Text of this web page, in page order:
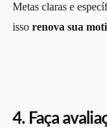
Metas claras e
isso renova sua
4. Faça